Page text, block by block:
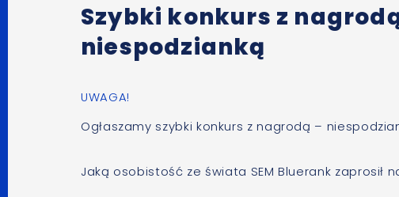
Szybki konkurs z
niespodzianką
UWAGA!
Ogłaszamy szybki konkurs z nagrodą –
Jaką osobistość ze świata SEM Bluerank zaprosił